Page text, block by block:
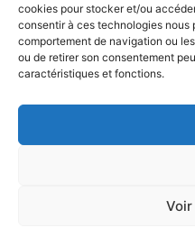
cookies pour stocker et/ou
consentir à ces technologies nous
comportement de navigation ou
ou de retirer son consentement
caractéristiques et fonctions.